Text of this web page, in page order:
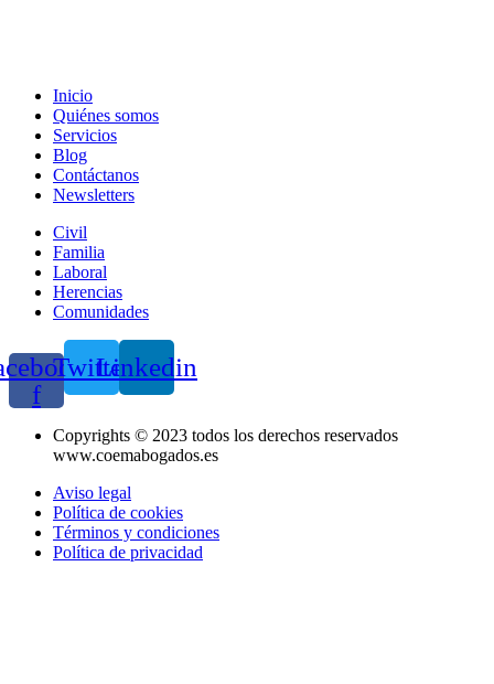
Inicio
Quiénes somos
Servicios
Blog
Contáctanos
Newsletters
Civil
Familia
Laboral
Herencias
Comunidades
f
TwitterLinkedin
Copyrights © 2023 todos los derechos reservados
www.coemabogados.es
Aviso legal
Política de cookies
Términos y condiciones
Política de privacidad